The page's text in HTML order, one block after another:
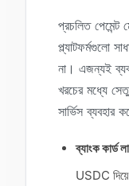
প্রচলিত
প্ল্যাটফর্মগুলো
না। এজন্যই
খরচের মধ্যে
সার্ভিস ব্যবহার
ব্যাংক কার্ড
USDC দিয়ে